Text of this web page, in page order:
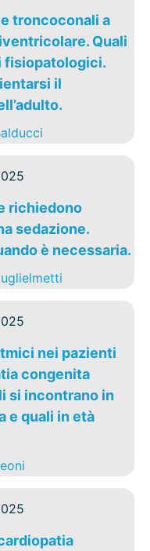
troncoconali a
Quali
fisiopatologici.
il
richiedono
sedazione.
è necessaria.
nei pazienti
congenita
si incontrano in
e quali in età